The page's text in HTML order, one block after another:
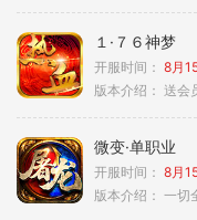
１·７６神梦
开服时间： 8月
版本介绍： 送会
微变·单职业
开服时间： 8月
版本介绍： 一切